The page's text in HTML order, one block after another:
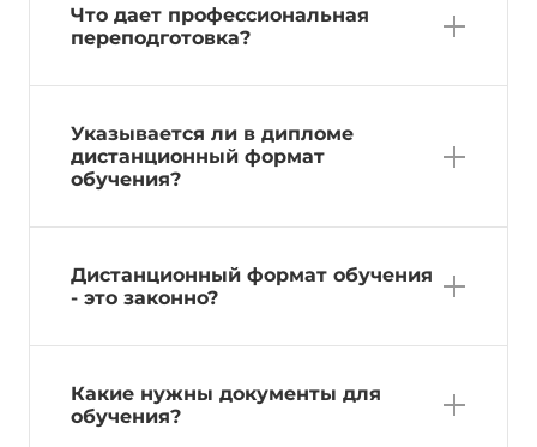
Что дает профессиональная
переподготовка?
Указывается ли в дипломе
дистанционный формат
обучения?
Дистанционный формат обучения
- это законно?
Какие нужны документы для
обучения?